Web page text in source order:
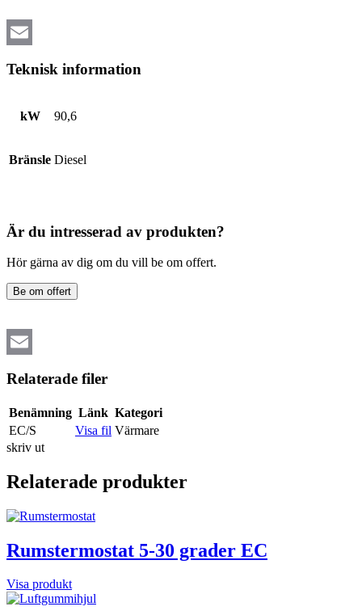
Teknisk information
kW 90,6
Bränsle Diesel
Är du intresserad av produkten?
Hör gärna av dig om du vill be om offert.
Be om offert
Relaterade filer
Benämning Länk Kategori
EC/S
Visa fil Värmare
skriv ut
Relaterade produkter
Rumstermostat 5-30 grader EC
Visa produkt